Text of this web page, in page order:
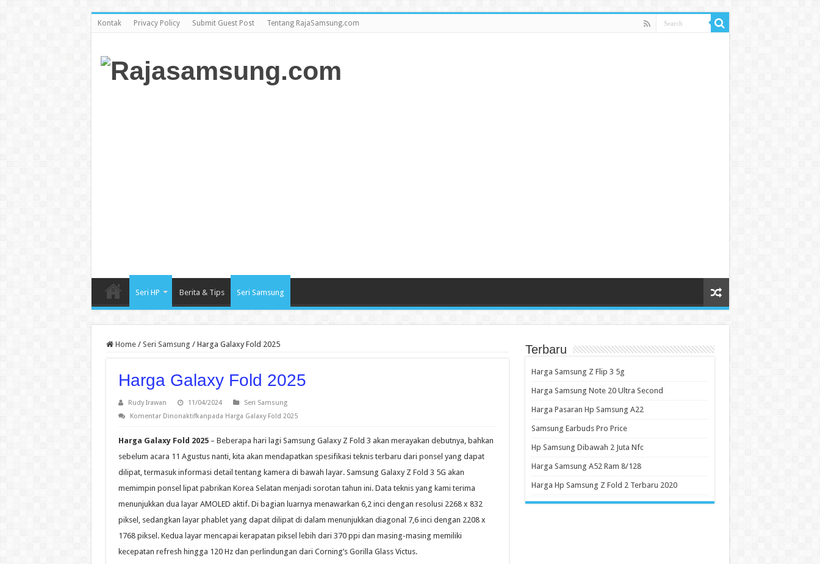
Kontak Privacy Policy Submit Guest Post Tentang RajaSamsung.com
Seri HP Berita & Tips Seri Samsung
Home / Seri Samsung / Harga Galaxy Fold 2025
Harga Galaxy Fold 2025
Rudy Irawan 11/04/2024
Seri Samsung
Komentar Dinonaktifkanpada Harga Galaxy Fold 2025
Harga Galaxy Fold 2025– Beberapa hari lagi Samsung Galaxy Z Fold 3 akan merayakan debutnya, bahkan
sebelum acara 11 Agustus nanti, kita akan mendapatkan spesifikasi teknis terbaru dari ponsel yang dapat
dilipat, termasuk informasi detail tentang kamera di bawah layar. Samsung Galaxy Z Fold 3 5G akan
memimpin ponsel lipat pabrikan Korea Selatan menjadi sorotan tahun ini. Data teknis yang kami terima
menunjukkan dua layar AMOLED aktif. Di bagian luarnya menawarkan 6,2 inci dengan resolusi 2268 x 832
piksel, sedangkan layar phablet yang dapat dilipat di dalam menunjukkan diagonal 7,6 inci dengan 2208 x
1768 piksel. Kedua layar mencapai kerapatan piksel lebih dari 370 ppi dan masing-masing memiliki
kecepatan refresh hingga 120 Hz dan perlindungan dari Corning’s Gorilla Glass Victus.
Terbaru
Harga Samsung Z Flip 3 5g
Harga Samsung Note 20 Ultra Second
Harga Pasaran Hp Samsung A22
Samsung Earbuds Pro Price
Hp Samsung Dibawah 2 Juta Nfc
Harga Samsung A52 Ram 8/128
Harga Hp Samsung Z Fold 2 Terbaru 2020